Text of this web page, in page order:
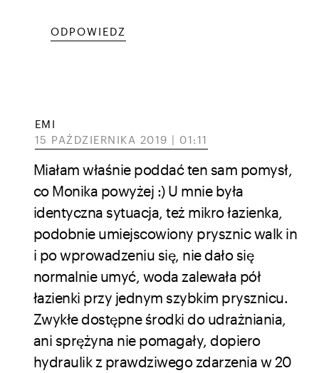
ODPOWIEDZ
EMI
15 PAŹDZIERNIKA 2019 | 01:11
Miałam właśnie poddać ten sam pomysł,
co Monika powyżej :) U mnie była
identyczna sytuacja, też mikro łazienka,
podobnie umiejscowiony prysznic walk in
i po wprowadzeniu się, nie dało się
normalnie umyć, woda zalewała pół
łazienki przy jednym szybkim prysznicu.
Zwykłe dostępne środki do udrażniania,
ani sprężyna nie pomagały, dopiero
hydraulik z prawdziwego zdarzenia w 20